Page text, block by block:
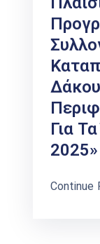
Για
2025»
Continue